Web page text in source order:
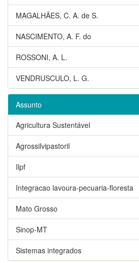
MAGALHÃES, C. A. de S.
NASCIMENTO, A. F. do
ROSSONI, A. L.
VENDRUSCULO, L. G.
Assunto
Agricultura Sustentável
Agrossilvipastoril
Ilpf
Integracao lavoura-pecuaria-floresta
Mato Grosso
Sinop-MT
Sistemas integrados